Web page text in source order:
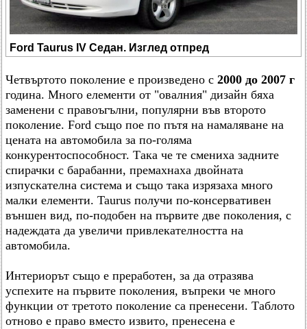
Ford Taurus IV Седан. Изглед отпред
Четвъртото поколение е произведено с 2000 до 2007 г
година. Много елементи от "овалния" дизайн бяха
заменени с правоъгълни, популярни във второто
поколение. Ford също пое по пътя на намаляване на
цената на автомобила за по-голяма
конкурентоспособност. Така че те смениха задните
спирачки с барабанни, премахнаха двойната
изпускателна система и също така изрязаха много
малки елементи. Taurus получи по-консервативен
външен вид, по-подобен на първите две поколения, с
надеждата да увеличи привлекателността на
автомобила.
Интериорът също е преработен, за да отразява
успехите на първите поколения, въпреки че много
функции от третото поколение са пренесени. Таблото
отново е право вместо извито, пренесена е